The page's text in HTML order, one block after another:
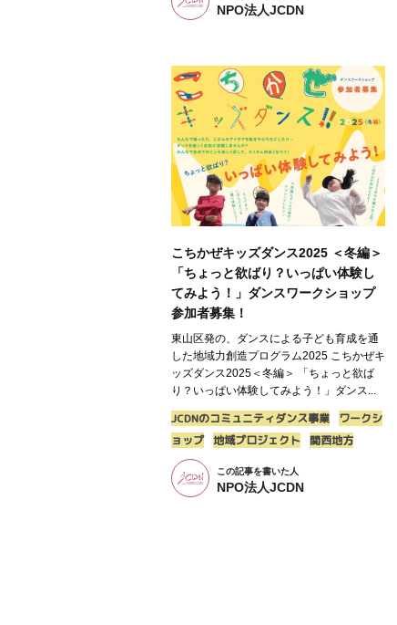
NPO法人JCDN
こちかぜキッズダンス2025 ＜冬編＞
「ちょっと欲ばり？いっぱい体験し
てみよう！」ダンスワークショップ
参加者募集！
東山区発の、ダンスによる子ども育成を通
した地域力創造プログラム2025 こちかぜキ
ッズダンス2025＜冬編＞ 「ちょっと欲ば
り？いっぱい体験してみよう！」ダンス...
JCDNのコミュニティダンス事業
ワークシ
ョップ 地域プロジェクト 関西地方
この記事を書いた人
NPO法人JCDN